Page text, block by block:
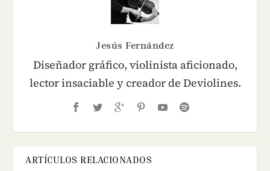
Jesús Fernández
Diseñador gráfico, violinista aficionado,
lector insaciable y creador de Deviolines.
ARTÍCULOS RELACIONADOS